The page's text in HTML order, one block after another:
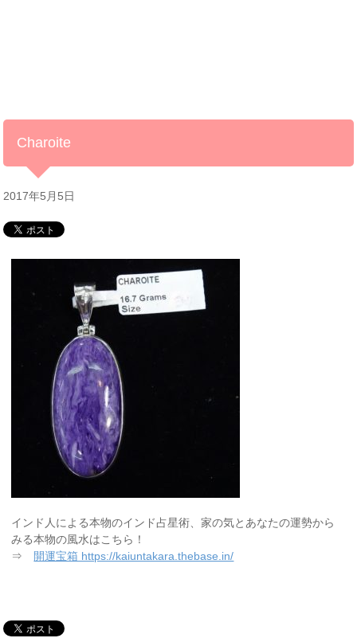
Charoite
2017年5月5日
インド人による本物のインド占星術、家の気とあなたの運勢から
みる本物の風水はこちら！
⇒ 開運宝箱 https://kaiuntakara.thebase.in/